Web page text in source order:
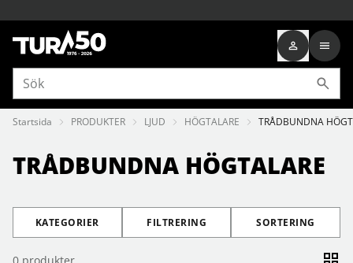
Startsida PRODUKTER LJUD HÖGTALARE TRÅDBUNDNA
TRÅDBUNDNA HÖGTALARE
KATEGORIER FILTRERING SORTERING
0 produkter